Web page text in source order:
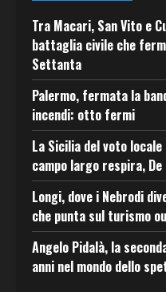
Tra Macari, San Vito e
battaglia civile che
Settanta
Palermo, fermata la
incendi: otto fermi
La Sicilia del voto
campo largo respira,
Longi, dove i Nebrodi
che punta sul turismo
Angelo Pidalà, la
anni nel mondo dello